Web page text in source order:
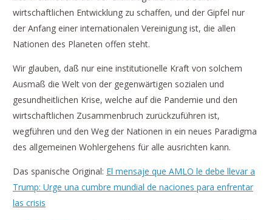
wirtschaftlichen Entwicklung zu schaffen, und der Gipfel nur
der Anfang einer internationalen Vereinigung ist, die allen
Nationen des Planeten offen steht.
Wir glauben, daß nur eine institutionelle Kraft von solchem
Ausmaß die Welt von der gegenwärtigen sozialen und
gesundheitlichen Krise, welche auf die Pandemie und den
wirtschaftlichen Zusammenbruch zurückzuführen ist,
wegführen und den Weg der Nationen in ein neues Paradigma
des allgemeinen Wohlergehens für alle ausrichten kann.
Das spanische Original: El mensaje que AMLO le debe llevar a
Trump: Urge una cumbre mundial de naciones para enfrentar
las crisis